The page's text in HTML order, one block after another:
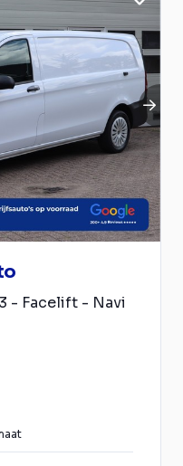
- Facelift - Navi